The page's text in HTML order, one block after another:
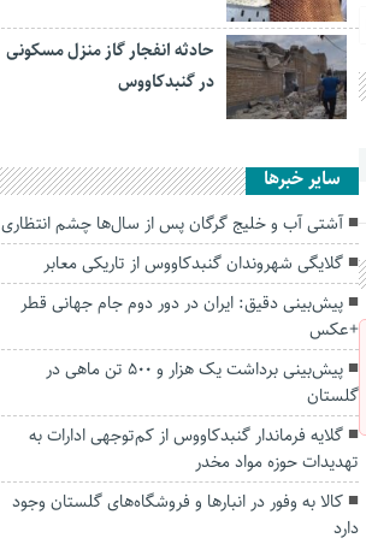
حادثه انفجار گاز منزل مسکونی
در گنبدکاووس
سایر خبرها
آشتی آب و خلیج گرگان پس از سال‌ها چشم انتظاری
گلایگی شهروندان گنبدکاووس از تاریکی معابر
پیش‌بینی دقیق: ایران در دور دوم جام جهانی قطر
+عکس
پیش‌بینی برداشت یک هزار و ۵۰۰ تن ماهی در
گلستان
گلایه فرماندار گنبدکاووس از کم‌توجهی ادارات به
تهدیدات حوزه مواد مخدر
کالا به وفور در انبار‌ها و فروشگاه‌های گلستان وجود
دارد